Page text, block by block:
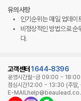
유의사항
인기순위는 매일 업데이
비정상적인 방법으로 순
다.
고객센터 1644-8396
운영시간월~금 09:00 ~ 18:00
점심시간12:00 ~ 13:30 (주말,
E-MAIL